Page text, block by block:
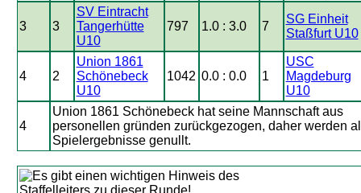
3 3
SV Eintracht
Tangerhütte
U10
797 1.0 : 3.0 7
SG Einheit
Staßfurt U10
4 2
Union 1861
Schönebeck
U10
1042 0.0 : 0.0 1
USC
Magdeburg
U10
4
Union 1861 Schönebeck hat seine Mannschaft aus
personellen gründen zurückgezogen, daher werden
Spielergebnisse genullt.